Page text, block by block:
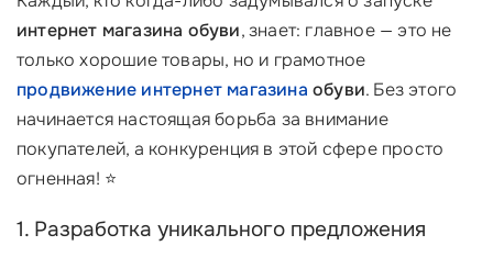
интернет магазина обуви, знает: главное — это не
только хорошие товары, но и грамотное
продвижение интернет магазина обуви. Без этого
начинается настоящая борьба за внимание
покупателей, а конкуренция в этой сфере просто
огненная! ⭐
1. Разработка уникального предложения